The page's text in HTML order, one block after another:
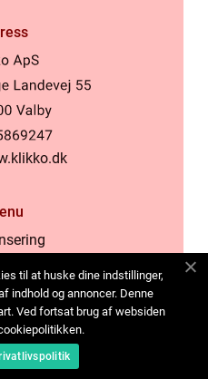
oss
til at huske dine indstillinger,
indhold og annoncer. Denne
Ved fortsat brug af websiden